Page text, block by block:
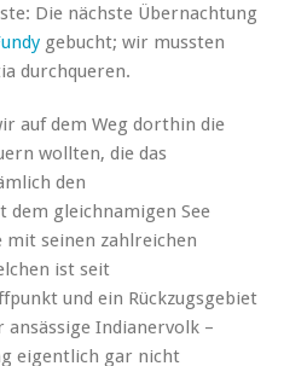
Die nächste Übernachtung
gebucht; wir mussten
durchqueren.
auf dem Weg dorthin die
wollten, die das
den
dem gleichnamigen See
mit seinen zahlreichen
ist seit
und ein Rückzugsgebiet
ansässige Indianervolk –
eigentlich gar nicht